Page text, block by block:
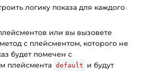
логику показа для каждого
или вы вызовете
метод с плейсментом, которого не
будет помечен с
плейсмента default и будут